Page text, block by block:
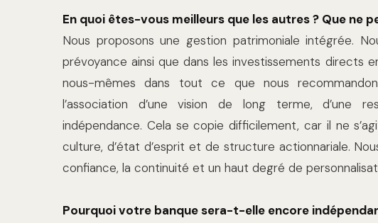
En quoi êtes-vous meilleurs que les autres ? Que ne
Nous proposons une gestion patrimoniale intégrée.
prévoyance ainsi que dans les investissements directs
nous-mêmes dans tout ce que nous
l’association d’une vision de long terme, d’une
indépendance. Cela se copie difficilement, car il ne
culture, d’état d’esprit et de structure actionnariale.
confiance, la continuité et un haut degré de
Pourquoi votre banque sera-t-elle encore